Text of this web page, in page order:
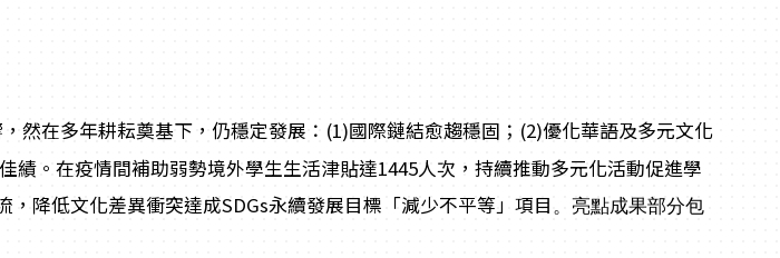
在多年耕耘奠基下，仍穩定發展：(1)國際鏈結愈趨穩固；(2)優化華語及多元文化
績。在疫情間補助弱勢境外學生生活津貼達1445人次，持續推動多元化活動促進學
降低文化差異衝突達成SDGs永續發展目標「減少不平等」項目 。亮點成果部分包